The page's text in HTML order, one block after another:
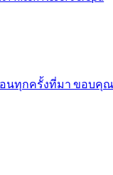
อนทุกครั้งที่มา ขอบคุณ